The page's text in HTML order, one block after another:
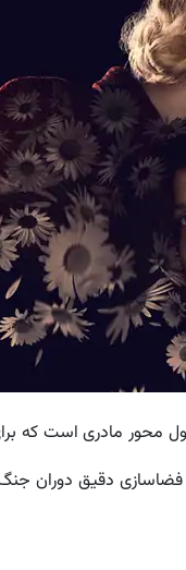
محور مادری است که
فضاسازی دقیق دوران